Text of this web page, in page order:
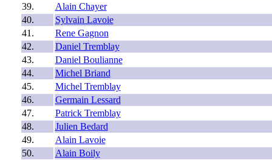
39.
Alain Chayer
40.
Sylvain Lavoie
41.
Rene Gagnon
42.
Daniel Tremblay
43.
Daniel Boulianne
44.
Michel Briand
45.
Michel Tremblay
46.
Germain Lessard
47.
Patrick Tremblay
48.
Julien Bedard
49.
Alain Lavoie
50.
Alain Boily